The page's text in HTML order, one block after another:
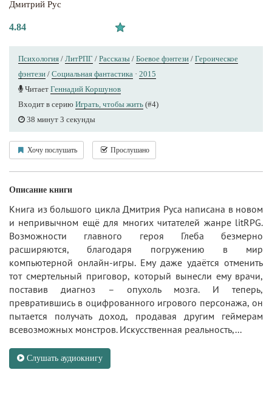
Дмитрий Рус
4.84
Психология / ЛитРПГ / Рассказы / Боевое фэнтези / Героическое
фэнтези / Социальная фантастика · 2015
Читает Геннадий Коршунов
Входит в серию Играть, чтобы жить (#4)
38 минут 3 секунды
Хочу послушать Прослушано
Описание книги
Книга из большого цикла Дмитрия Руса написана в новом
и непривычном ещё для многих читателей жанре litRPG.
Возможности главного героя Глеба безмерно
расширяются, благодаря погружению в мир
компьютерной онлайн-игры. Ему даже удаётся отменить
тот смертельный приговор, который вынесли ему врачи,
поставив диагноз – опухоль мозга. И теперь,
превратившись в оцифрованного игрового персонажа, он
пытается получать доход, продавая другим геймерам
всевозможных монстров. Искусственная реальность,...
Слушать аудиокнигу